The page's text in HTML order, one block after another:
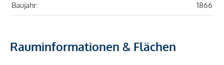
Baujahr: 1866
Rauminformationen & Flächen